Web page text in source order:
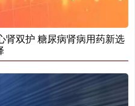
肾双护 糖尿病肾病用药新选